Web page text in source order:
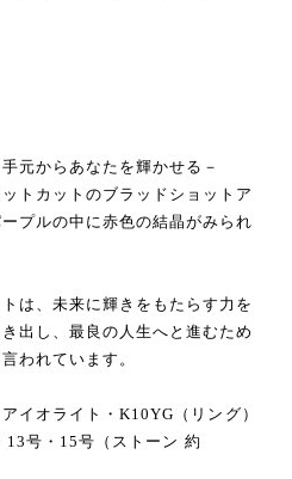
元からあなたを輝かせる－
トカットのブラッドショットア
プルの中に赤色の結晶がみられ
は、未来に輝きをもたらす力を
出し、最良の人生へと進むため
われています。
オライト・K10YG（リング）
号・15号（ストーン 約